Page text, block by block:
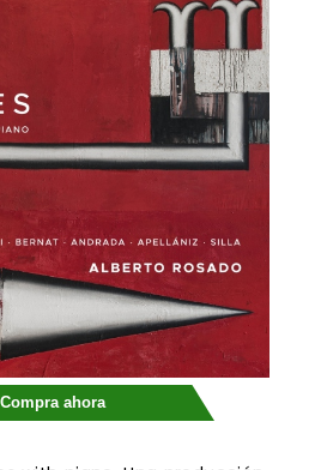
Compra ahora